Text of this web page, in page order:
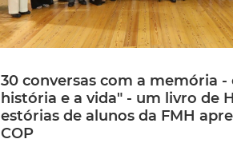
30 conversas com a memória -
história e a vida" - um livro de
estórias de alunos da FMH
COP